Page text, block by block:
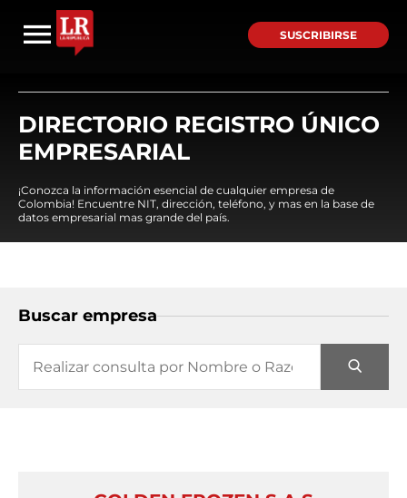
SUSCRIBIRSE
DIRECTORIO REGISTRO ÚNICO
EMPRESARIAL
¡Conozca la información esencial de cualquier empresa de
Colombia! Encuentre NIT, dirección, teléfono, y mas en la base de
datos empresarial mas grande del país.
Buscar empresa